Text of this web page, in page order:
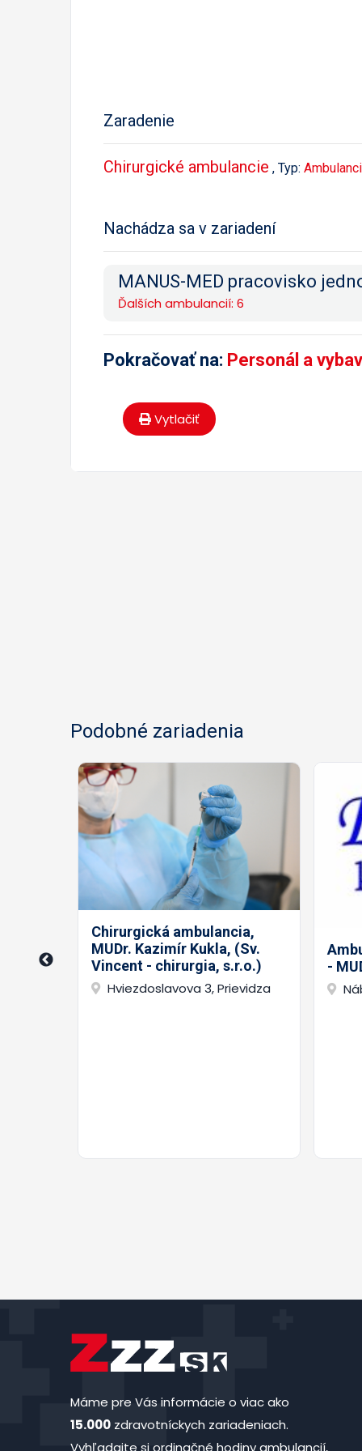
Zaradenie
Chirurgické ambulancie , Typ:
Nachádza sa v zariadení
MANUS-MED pracovisko
Ďalších ambulancií: 6
Pokračovať na: Personál a
Vytlačiť
Podobné zariadenia
Chirurgická ambulancia,
MUDr. Kazimír Kukla, (Sv.
Vincent - chirurgia, s.r.o.)
Hviezdoslavova 3, Prievidza
-
Máme pre Vás informácie o viac ako
15.000 zdravotníckych zariadeniach.
Vyhľadajte si ordinačné hodiny ambulancií,